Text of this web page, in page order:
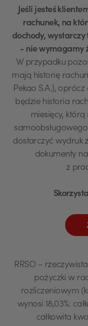
Jeśli jesteś
rachunek, na
dochody, wystarczy
- nie wymagamy
W przypadku
mają historię
Pekao S.A.),
będzie historia
miesięcy,
dostarczyć wydruk
dokumenty
z
RRSO –
pożyczki w
rozliczeniowym
wynosi 18,03%:
całkowita